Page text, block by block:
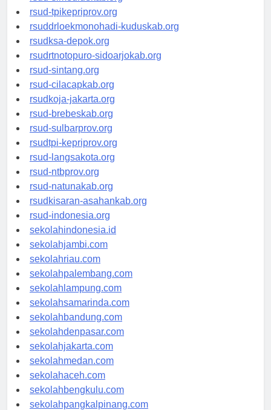
rsud-simeuluekab.org
rsud-tpikepriprov.org
rsuddrloekmonohadi-kuduskab.org
rsudksa-depok.org
rsudrtnotopuro-sidoarjokab.org
rsud-sintang.org
rsud-cilacapkab.org
rsudkoja-jakarta.org
rsud-brebeskab.org
rsud-sulbarprov.org
rsudtpi-kepriprov.org
rsud-langsakota.org
rsud-ntbprov.org
rsud-natunakab.org
rsudkisaran-asahankab.org
rsud-indonesia.org
sekolahindonesia.id
sekolahjambi.com
sekolahriau.com
sekolahpalembang.com
sekolahlampung.com
sekolahsamarinda.com
sekolahbandung.com
sekolahdenpasar.com
sekolahjakarta.com
sekolahmedan.com
sekolahaceh.com
sekolahbengkulu.com